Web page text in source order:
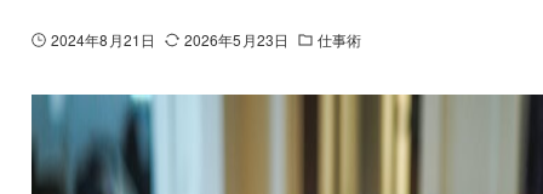
2024年8月21日 2026年5月23日 仕事術